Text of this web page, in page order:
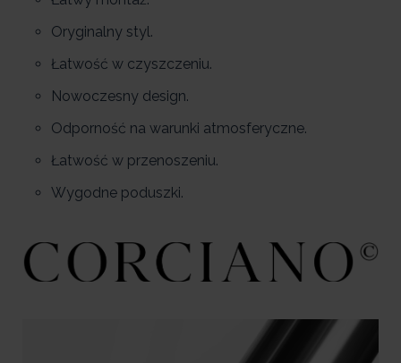
Oryginalny styl.
Łatwość w czyszczeniu.
Nowoczesny design.
Odporność na warunki atmosferyczne.
Łatwość w przenoszeniu.
Wygodne poduszki.